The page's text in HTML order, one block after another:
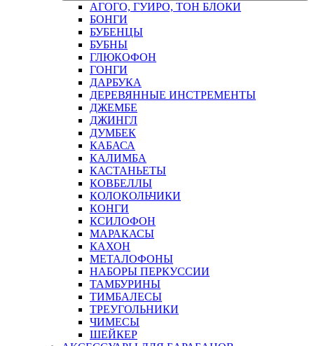
АГОГО, ГУИРО, ТОН БЛОКИ
БОНГИ
БУБЕНЦЫ
БУБНЫ
ГЛЮКОФОН
ГОНГИ
ДАРБУКА
ДЕРЕВЯННЫЕ ИНСТРЕМЕНТЫ
ДЖЕМБЕ
ДЖИНГЛ
ДУМБЕК
КАБАСА
КАЛИМБА
КАСТАНЬЕТЫ
КОВБЕЛЛЫ
КОЛОКОЛЬЧИКИ
КОНГИ
КСИЛОФОН
МАРАКАСЫ
КАХОН
МЕТАЛОФОНЫ
НАБОРЫ ПЕРКУССИИ
ТАМБУРИНЫ
ТИМБАЛЕСЫ
ТРЕУГОЛЬНИКИ
ЧИМЕСЫ
ШЕЙКЕР